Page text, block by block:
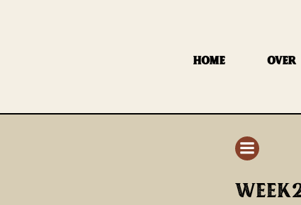
HOME OVER